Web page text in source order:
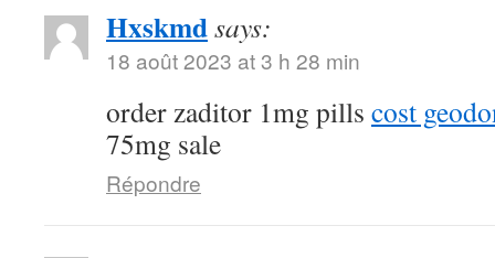
Hxskmdsays:
18 août 2023 at 3 h 28 min
order zaditor 1mg pills cost
75mg sale
Répondre